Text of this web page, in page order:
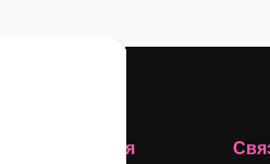
Компания